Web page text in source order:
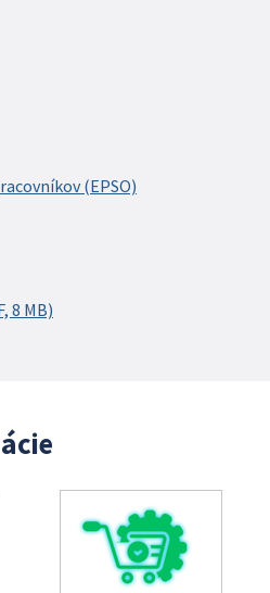
(EPSO)
8 MB)